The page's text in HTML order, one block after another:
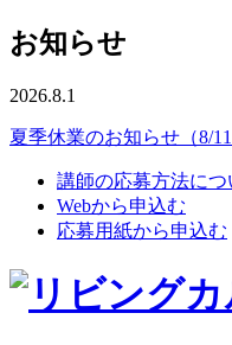
お知らせ
2026.8.1
夏季休業のお知らせ（8/11
講師の応募方法につ
Webから申込む
応募用紙から申込む